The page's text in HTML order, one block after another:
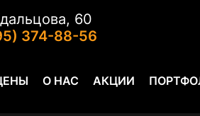
60
374-88-56
О НАС АКЦИИ